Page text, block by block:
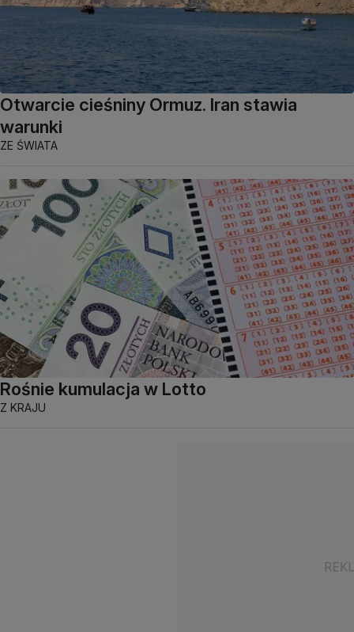
Otwarcie cieśniny Ormuz. Iran stawia
warunki
ZE ŚWIATA
Rośnie kumulacja w Lotto
Z KRAJU